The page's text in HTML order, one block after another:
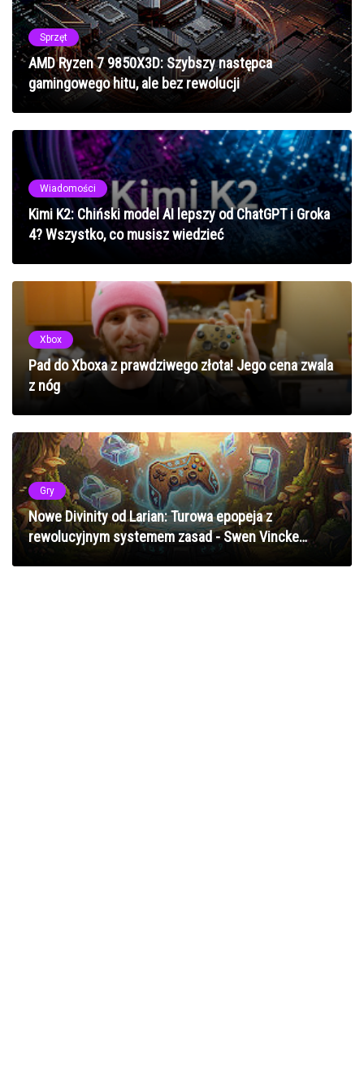
Sprzęt
AMD Ryzen 7 9850X3D: Szybszy następca
gamingowego hitu, ale bez rewolucji
Wiadomości
Kimi K2: Chiński model AI lepszy od ChatGPT i Groka
4? Wszystko, co musisz wiedzieć
Xbox
Pad do Xboxa z prawdziwego złota! Jego cena zwala
z nóg
Gry
Nowe Divinity od Larian: Turowa epopeja z
rewolucyjnym systemem zasad - Swen Vincke
ujawnia sekrety